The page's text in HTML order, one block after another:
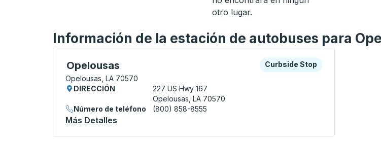
otro lugar.
Información de la estación de autobuses para
Opelousas
Curbside Stop, utilice las teclas de flecha o la tecla tabulador para explorar más
Opelousas, LA 70570
Curbside Stop
Curbside Stop
DIRECCIÓN
227 US Hwy 167
Opelousas, LA 70570
Número de teléfono
(800) 858-8555
Más Detalles